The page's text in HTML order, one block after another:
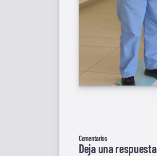
Comentarios
Deja una respuesta